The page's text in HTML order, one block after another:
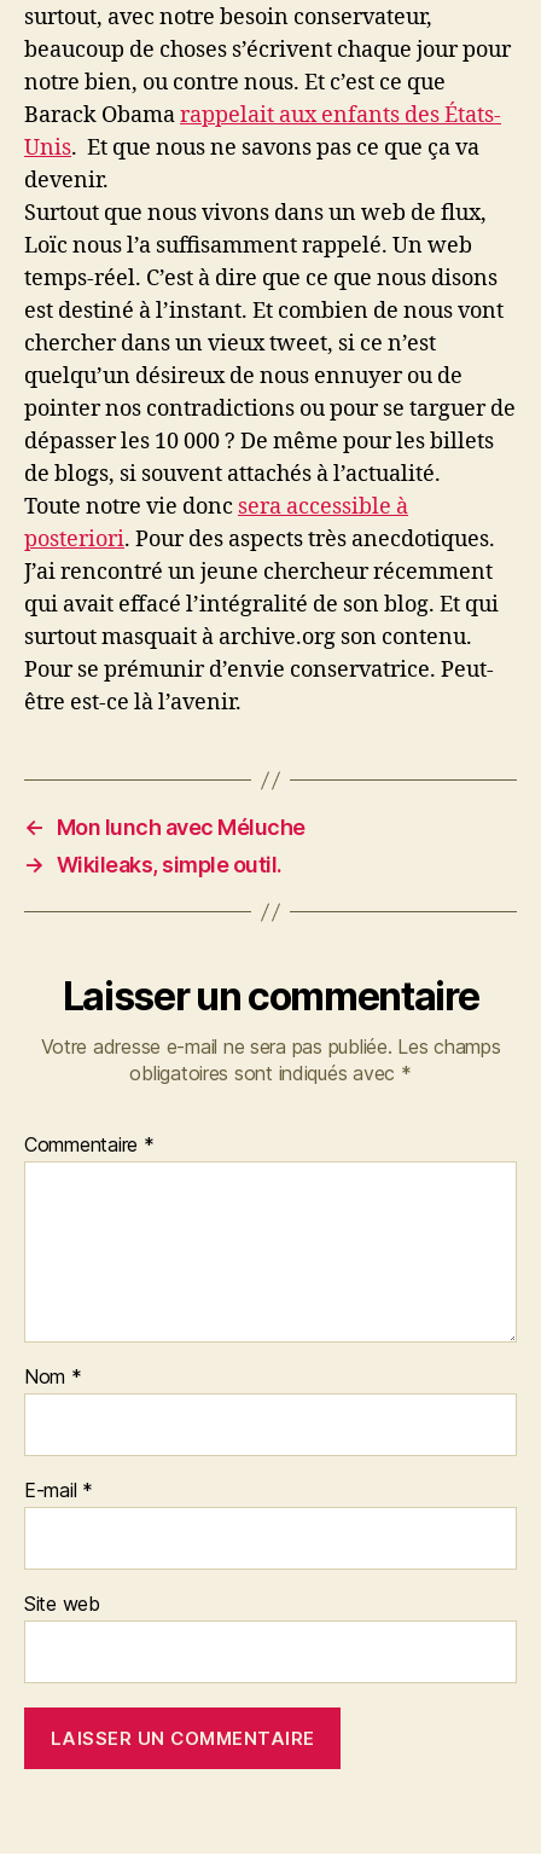
surtout, avec notre besoin conservateur,
beaucoup de choses s’écrivent chaque jour pour
notre bien, ou contre nous. Et c’est ce que
Barack Obamarappelait aux enfants des États-
Unis. Et que nous ne savons pas ce que ça va
devenir.
Surtout que nous vivons dans un web de flux,
Loïc nous l’a suffisamment rappelé. Un web
temps-réel. C’est à dire que ce que nous disons
est destiné à l’instant. Et combien de nous vont
chercher dans un vieux tweet, si ce n’est
quelqu’un désireux de nous ennuyer ou de
pointer nos contradictions ou pour se targuer de
dépasser les 10 000 ? De même pour les billets
de blogs, si souvent attachés à l’actualité.
Toute notre vie donc sera accessible à
posteriori. Pour des aspects très anecdotiques.
J’ai rencontré un jeune chercheur récemment
qui avait effacé l’intégralité de son blog. Et qui
surtout masquait à archive.org son contenu.
Pour se prémunir d’envie conservatrice. Peut-
être est-ce là l’avenir.
←
Mon lunch avec Méluche
→ Wikileaks, simple outil.
Laisser un commentaire
Votre adresse e-mail ne sera pas publiée. Les champs
obligatoires sont indiqués avec *
Commentaire *
Nom *
E-mail *
Site web